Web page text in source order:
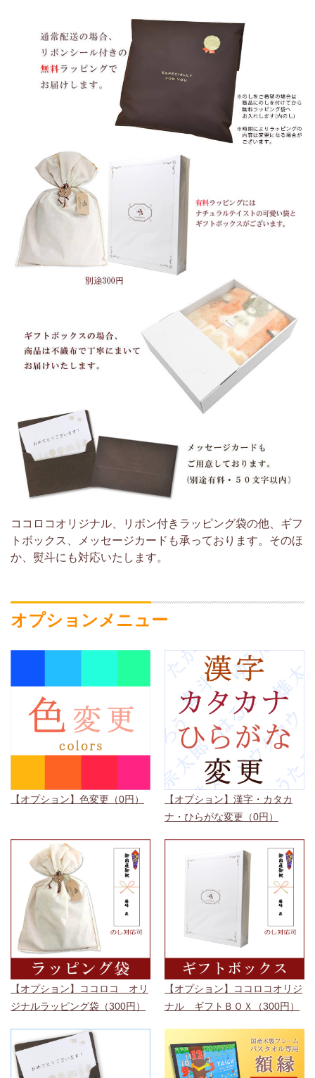
ココロコオリジナル、リボン付きラッピング袋の他、ギフ
トボックス、メッセージカードも承っております。そのほ
か、熨斗にも対応いたします。
オプションメニュー
【オプション】色変更（0円）
【オプション】漢字・カタカ
ナ・ひらがな変更（0円）
【オプション】ココロコ オリ
ジナルラッピング袋（300円）
【オプション】ココロコオリジ
ナル ギフトＢＯＸ（300円）